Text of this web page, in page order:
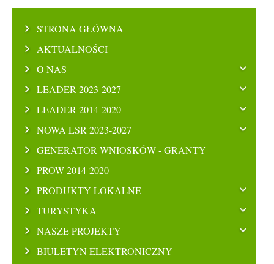
STRONA GŁÓWNA
AKTUALNOŚCI
O NAS
LEADER 2023-2027
LEADER 2014-2020
NOWA LSR 2023-2027
GENERATOR WNIOSKÓW - GRANTY
PROW 2014-2020
PRODUKTY LOKALNE
TURYSTYKA
NASZE PROJEKTY
BIULETYN ELEKTRONICZNY